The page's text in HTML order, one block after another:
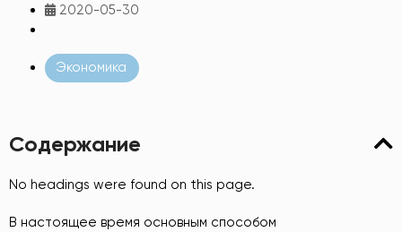
2020-05-30
Экономика
Содержание
No headings were found on this page.
В настоящее время основным способом